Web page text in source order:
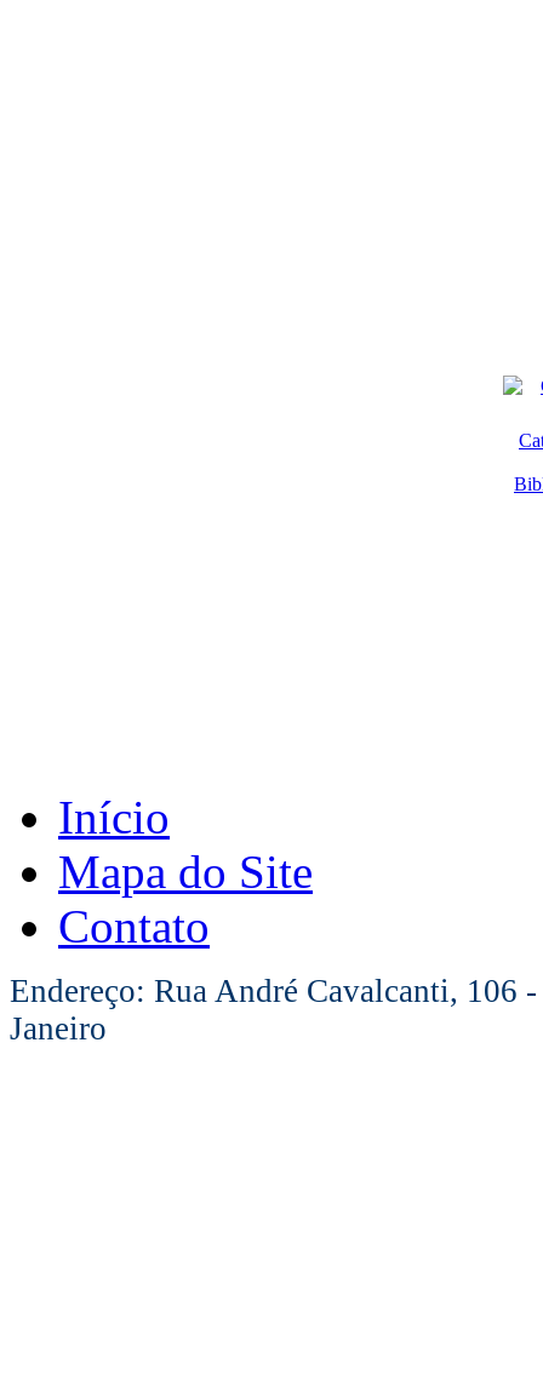
Início
Mapa do Site
Contato
Endereço: Rua André Cavalcanti, 106
Janeiro